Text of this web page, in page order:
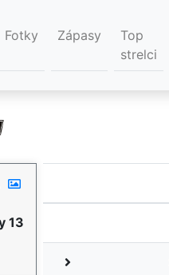
Fotky Zápasy
Top
strelci
13